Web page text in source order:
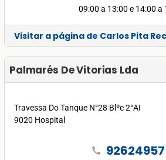
09:00 a 13:00 e 14:00 a
Visitar a página de Carlos Pita
Palmarés De Vitorias Lda
Travessa Do Tanque N°28 Blºc 2°AI
9020 Hospital
call